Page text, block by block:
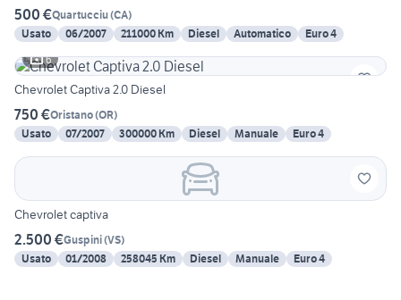
500 €Quartucciu(CA)
Usato
06/2007 211000 Km Diesel Automatico
Euro 4
6
Chevrolet Captiva 2.0 Diesel
750 €Oristano(OR)
Usato
07/2007 300000 Km Diesel Manuale Euro 4
Chevrolet captiva
2.500 €Guspini(VS)
Usato
01/2008 258045 Km Diesel Manuale Euro 4